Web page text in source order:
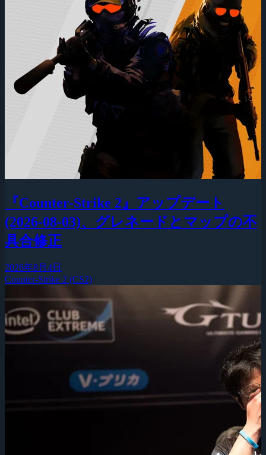
『Counter-Strike 2』アップデート
(2026-08-03)、グレネードとマップの不
具合修正
2026年8月4日
Counter-Strike 2 (CS2)